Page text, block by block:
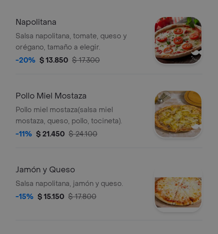
Napolitana
Salsa napolitana, tomate, queso y
orégano, tamaño a elegir.
-20% $ 13.850 $ 17.300
Pollo Miel Mostaza
Pollo miel mostaza(salsa miel
mostaza, queso, pollo, tocineta).
-11% $ 21.450 $ 24.100
Jamón y Queso
Salsa napolitana, jamón y queso.
-15% $ 15.150 $ 17.800